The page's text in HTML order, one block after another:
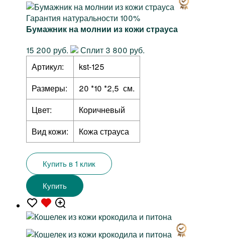
Гарантия натуральности 100%
Бумажник на молнии из кожи страуса
15 200 руб.
Сплит 3 800 руб.
Артикул:
kst-125
Размеры:
20 *10 *2,5 см.
Цвет:
Коричневый
Вид кожи:
Кожа страуса
Купить в 1 клик
Купить